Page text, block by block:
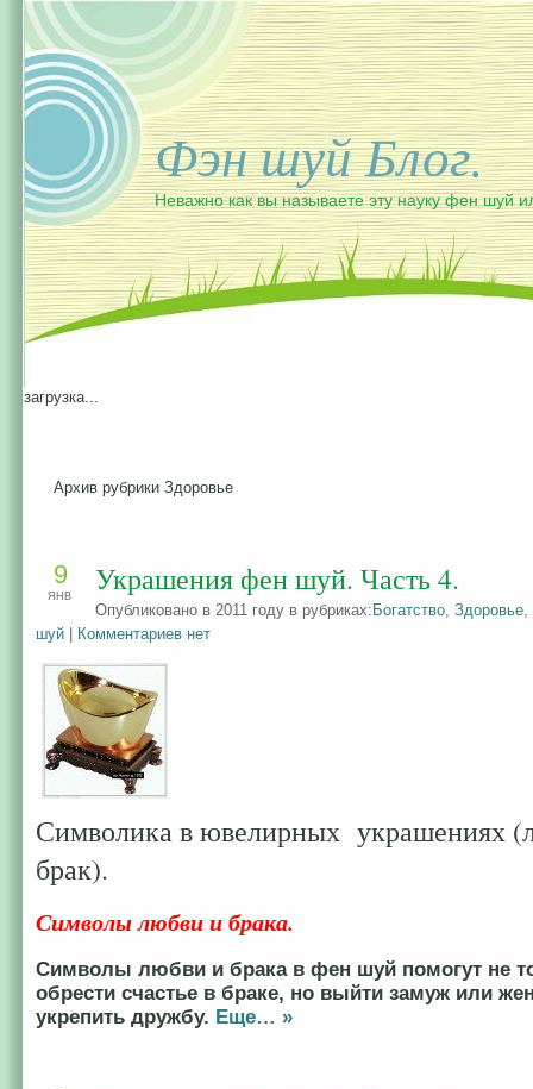
Фэн шуй Блог.
Неважно как вы называете эту науку фен шуй
загрузка...
Архив рубрики Здоровье
Украшения фен шуй. Часть 4.
Опубликовано в 2011 году в рубриках: Богатство, Здоровье,
шуй
Комментариев нет
9
ЯНВ
Символика в ювелирных украшениях
брак).
Символы любви и брака.
Символы любви и брака в фен шуй помогут не
обрести счастье в браке, но выйти замуж или
укрепить дружбу. Еще… »